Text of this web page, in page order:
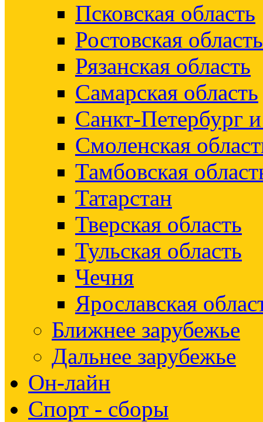
Псковская область
Ростовская область
Рязанская область
Самарская область
Санкт-Петербург
Смоленская
Тамбовская
Татарстан
Тверская область
Тульская область
Чечня
Ярославская
Ближнее зарубежье
Дальнее зарубежье
Он-лайн
Спорт - сборы